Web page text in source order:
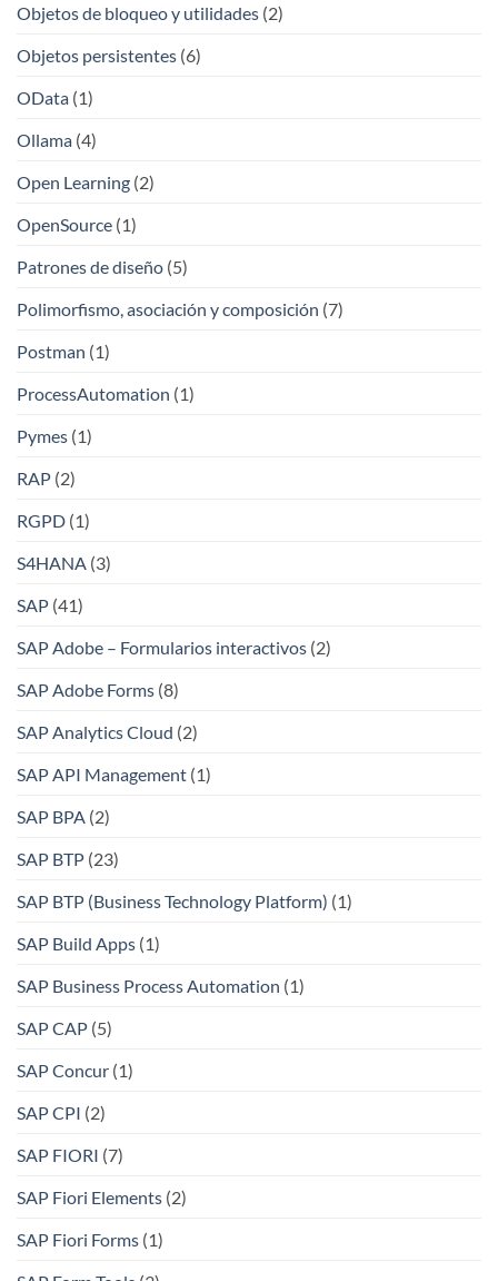
Objetos de bloqueo y utilidades (2)
Objetos persistentes (6)
OData (1)
Ollama (4)
Open Learning (2)
OpenSource (1)
Patrones de diseño (5)
Polimorfismo, asociación y composición (7)
Postman (1)
ProcessAutomation (1)
Pymes (1)
RAP (2)
RGPD (1)
S4HANA (3)
SAP (41)
SAP Adobe – Formularios interactivos (2)
SAP Adobe Forms (8)
SAP Analytics Cloud (2)
SAP API Management (1)
SAP BPA (2)
SAP BTP (23)
SAP BTP (Business Technology Platform) (1)
SAP Build Apps (1)
SAP Business Process Automation (1)
SAP CAP (5)
SAP Concur (1)
SAP CPI (2)
SAP FIORI (7)
SAP Fiori Elements (2)
SAP Fiori Forms (1)